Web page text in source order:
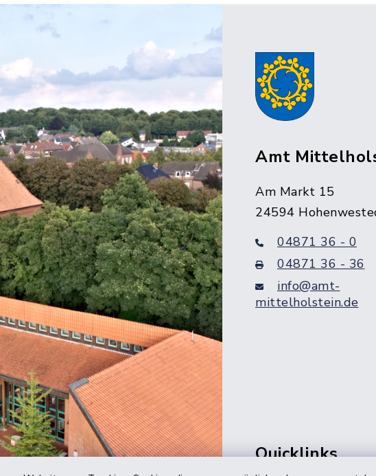
Amt
Am Markt 15
24594
04871 36 - 0
04871 36 - 36
info@amt-
mittelholstein.de
Quicklinks